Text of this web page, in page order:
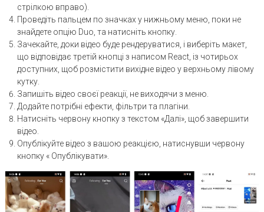
стрілкою вправо).
Проведіть пальцем по значках у нижньому меню, поки не
знайдете опцію Duo, та натисніть кнопку.
Зачекайте, доки відео буде рендеруватися, і виберіть макет,
що відповідає третій кнопці з написом React, із чотирьох
доступних, щоб розмістити вихідне відео у верхньому лівому
кутку.
Запишіть відео своєї реакції, не виходячи з меню.
Додайте потрібні ефекти, фільтри та плагіни.
Натисніть червону кнопку з текстом «Далі», щоб завершити
відео.
Опублікуйте відео з вашою реакцією, натиснувши червону
кнопку « Опублікувати».